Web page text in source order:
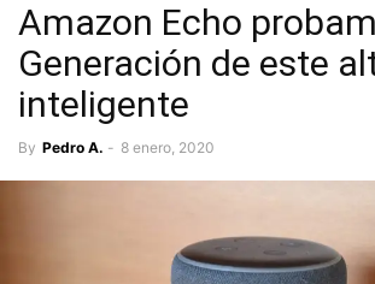
Amazon Echo
Generación de este
inteligente
By Pedro A. - 8 enero, 2020